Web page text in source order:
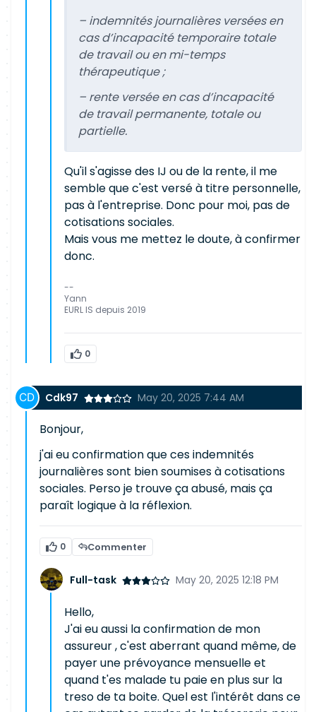
– indemnités journalières versées en
cas d’incapacité temporaire totale
de travail ou en mi-temps
thérapeutique ;
– rente versée en cas d’incapacité
de travail permanente, totale ou
partielle.
Qu'il s'agisse des IJ ou de la rente, il me
semble que c'est versé à titre personnelle,
pas à l'entreprise. Donc pour moi, pas de
cotisations sociales.
Mais vous me mettez le doute, à confirmer
donc.
--
Yann
EURL IS depuis 2019
0
Cdk97 May 20, 2025 7:44 AM
Bonjour,
j'ai eu confirmation que ces indemnités
journalières sont bien soumises à cotisations
sociales. Perso je trouve ça abusé, mais ça
paraît logique à la réflexion.
0 Commenter
Full-task May 20, 2025 12:18 PM
Hello,
J'ai eu aussi la confirmation de mon
assureur , c'est aberrant quand même, de
payer une prévoyance mensuelle et
quand t'es malade tu paie en plus sur la
treso de ta boite. Quel est l'intérêt dans ce